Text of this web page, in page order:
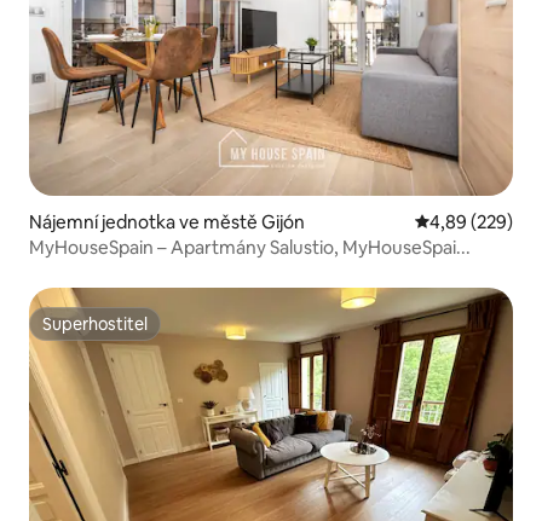
Nájemní jednotka ve městě Gijón Průměrné
4,89 (229)
MyHouseSpain – Apartmány Salustio, MyHouseSpai...
Superhostitel
Superhostitel